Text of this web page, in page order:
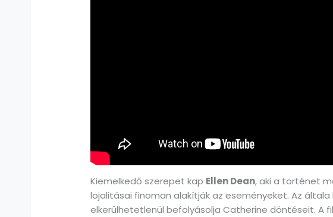
Kiemelkedő szerepet kap Ellen Dean, aki a történet
lojalitásai finoman alakítják az eseményeket. Az
elkerülhetetlenül befolyásolja Catherine döntéseit.